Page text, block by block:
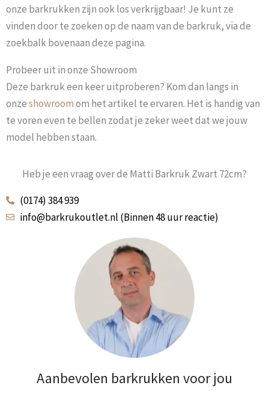
onze barkrukken zijn ook los verkrijgbaar! Je kunt ze
vinden door te zoeken op de naam van de barkruk, via de
zoekbalk bovenaan deze pagina.
Probeer uit in onze Showroom
Deze barkruk een keer uitproberen? Kom dan langs in
onzeshowroomom het artikel te ervaren. Het is handig van
te voren even te bellen zodat je zeker weet dat we jouw
model hebben staan.
Heb je een vraag over de Matti Barkruk Zwart 72cm?
(0174) 384 939
info@barkrukoutlet.nl (Binnen 48 uur reactie)
Aanbevolen barkrukken voor jou